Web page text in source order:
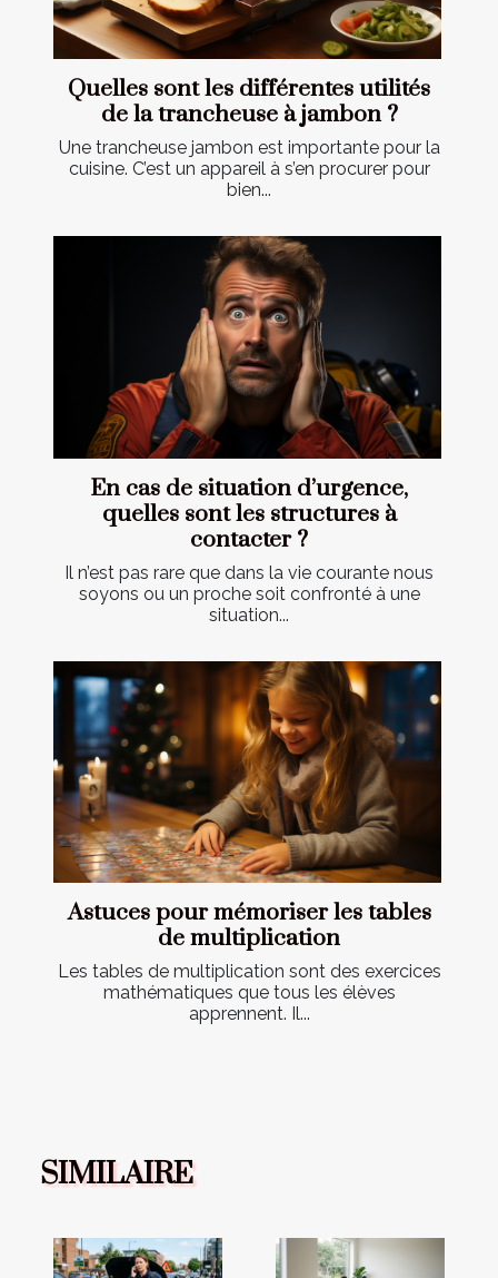
Quelles sont les différentes utilités
de la trancheuse à jambon ?
Une trancheuse jambon est importante pour la
cuisine. C’est un appareil à s’en procurer pour
bien...
En cas de situation d’urgence,
quelles sont les structures à
contacter ?
Il n’est pas rare que dans la vie courante nous
soyons ou un proche soit confronté à une
situation...
Astuces pour mémoriser les tables
de multiplication
Les tables de multiplication sont des exercices
mathématiques que tous les élèves
apprennent. Il...
SIMILAIRE